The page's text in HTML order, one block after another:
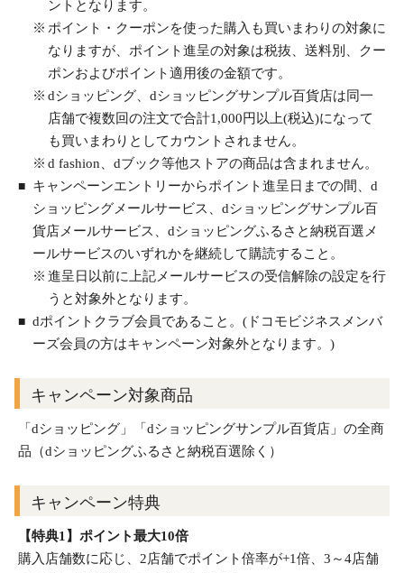
ントとなります。
ポイント・クーポンを使った購入も買いまわりの対象に
なりますが、ポイント進呈の対象は税抜、送料別、クー
ポンおよびポイント適用後の金額です。
dショッピング、dショッピングサンプル百貨店は同一
店舗で複数回の注文で合計1,000円以上(税込)になって
も買いまわりとしてカウントされません。
d fashion、dブック等他ストアの商品は含まれません。
キャンペーンエントリーからポイント進呈日までの間、d
ショッピングメールサービス、dショッピングサンプル百
貨店メールサービス、dショッピングふるさと納税百選メ
ールサービスのいずれかを継続して購読すること。
進呈日以前に上記メールサービスの受信解除の設定を行
うと対象外となります。
dポイントクラブ会員であること。(ドコモビジネスメンバ
ーズ会員の方はキャンペーン対象外となります。)
キャンペーン対象商品
「dショッピング」「dショッピングサンプル百貨店」の全商
品（dショッピングふるさと納税百選除く）
キャンペーン特典
【特典1】ポイント最大10倍
購入店舗数に応じ、2店舗でポイント倍率が+1倍、3～4店舗